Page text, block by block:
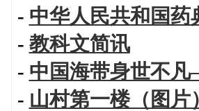
- 中华人民共和国
- 教科文简讯
- 中国海带身世不
- 山村第一楼（图片）